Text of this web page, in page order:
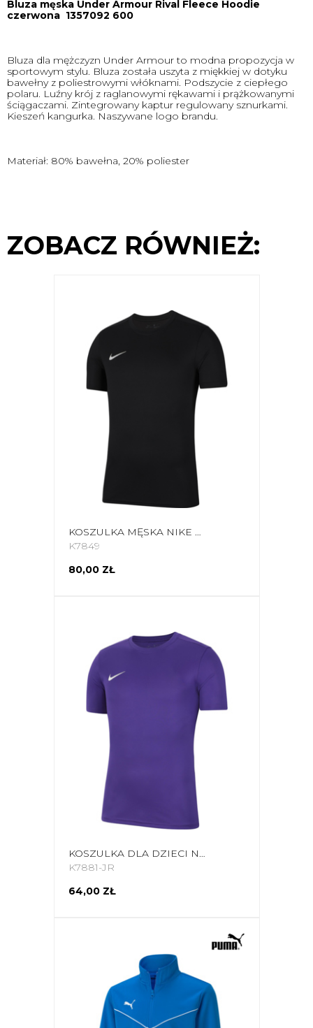
Bluza męska Under Armour Rival Fleece Hoodie
czerwona 1357092 600
Bluza dla mężczyzn Under Armour to modna propozycja w
sportowym stylu. Bluza została uszyta z miękkiej w dotyku
bawełny z poliestrowymi włóknami. Podszycie z ciepłego
polaru. Luźny krój z raglanowymi rękawami i prążkowanymi
ściągaczami. Zintegrowany kaptur regulowany sznurkami.
Kieszeń kangurka. Naszywane logo brandu.
Materiał: 80% bawełna, 20% poliester
ZOBACZ RÓWNIEŻ:
KOSZULKA MĘSKA NIKE DRY PARK VII JSY SS CZARNA BV6708 010
K7849
80,00 ZŁ
KOSZULKA DLA DZIECI NIKE DRY PARK VII JSY SS FIOLETOWA BV6741 547
K7881-JR
64,00 ZŁ